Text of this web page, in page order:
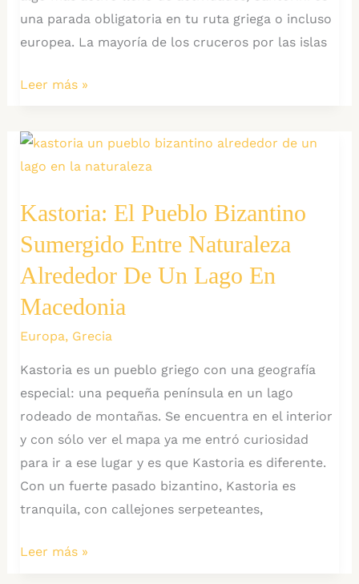
una parada obligatoria en tu ruta griega o incluso
europea. La mayoría de los cruceros por las islas
Santorini:
en
Isla
por
excelencia.
Guía
ir
en
Temporada
Leer más »
Kastoria: El Pueblo Bizantino
Sumergido Entre Naturaleza
Alrededor De Un Lago En
Macedonia
Europa, Grecia
Kastoria es un pueblo griego con una geografía
especial: una pequeña península en un lago
rodeado de montañas. Se encuentra en el interior
y con sólo ver el mapa ya me entró curiosidad
para ir a ese lugar y es que Kastoria es diferente.
Con un fuerte pasado bizantino, Kastoria es
tranquila, con callejones serpeteantes,
Kastoria:
Leer más »